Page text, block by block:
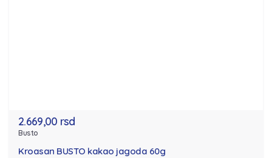
2.669,00 rsd
Busto
Kroasan BUSTO kakao jagoda 60g